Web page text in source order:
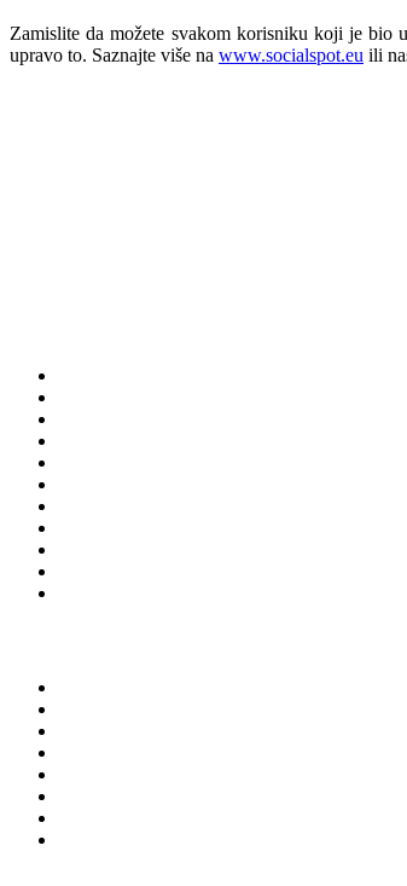
Zamislite da možete svakom korisniku koji je bio
upravo to. Saznajte više na www.socialspot.eu ili